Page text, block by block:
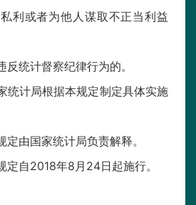
利或者为他人谋取不正当利益
反统计督察纪律行为的。
计局根据本规定制定具体实施
由国家统计局负责解释。
自2018年8月24日起施行。